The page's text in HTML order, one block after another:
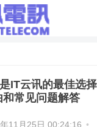
IT云讯的最佳选
和常见问题解答
11月25日 00:24:16 •